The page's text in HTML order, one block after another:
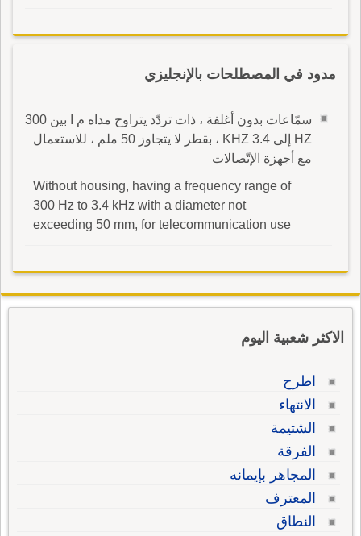
مدود في المصطلحات بالإنجليزي
سمّاعات بدون أغلفة ، ذات تردّد يتراوح مداه م ا بين 300
HZ إلى 3.4 KHZ ، بقطر لا يتجاوز 50 ملم ، للاستعمال
مع أجهزة الإتّصالات
Without housing, having a frequency range of
300 Hz to 3.4 kHz with a diameter not
exceeding 50 mm, for telecommunication use
الاكثر شعبية اليوم
اطرح
الانتهاء
الشتيمة
الفرقة
المجاهر بإيمانه
المعترف
النطاق